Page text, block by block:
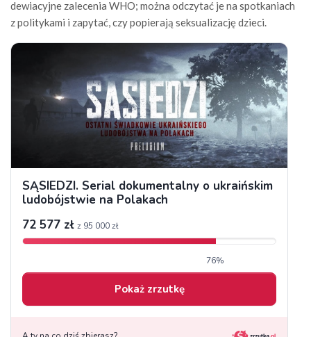
dewiacyjne zalecenia WHO; można odczytać je na spotkaniach
z politykami i zapytać, czy popierają seksualizację dzieci.